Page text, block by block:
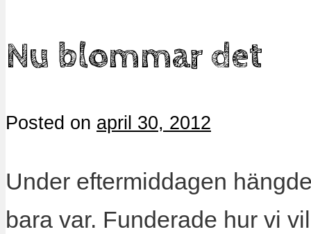
Nu blommar det
Posted on april 30, 2012
Under eftermiddagen
bara var. Funderade hur vi